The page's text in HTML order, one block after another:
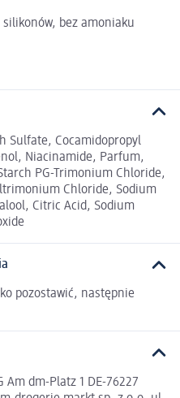
bez amoniaku
Sulfate, Cocamidopropyl
Niacinamide, Parfum,
PG-Trimonium Chloride,
Chloride, Sodium
Citric Acid, Sodium
pozostawić, następnie
dm-Platz 1 DE-76227